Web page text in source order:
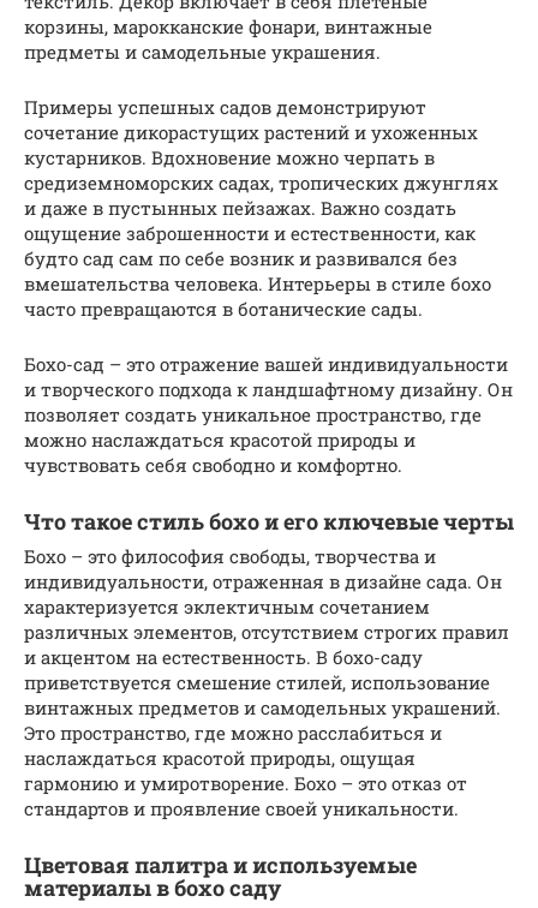
корзины, марокканские фонари, винтажные
предметы и самодельные украшения.
Примеры успешных садов демонстрируют
сочетание дикорастущих растений и ухоженных
кустарников. Вдохновение можно черпать в
средиземноморских садах, тропических джунглях
и даже в пустынных пейзажах. Важно создать
ощущение заброшенности и естественности, как
будто сад сам по себе возник и развивался без
вмешательства человека. Интерьеры в стиле бохо
часто превращаются в ботанические сады.
Бохо-сад – это отражение вашей индивидуальности
и творческого подхода к ландшафтному дизайну. Он
позволяет создать уникальное пространство, где
можно наслаждаться красотой природы и
чувствовать себя свободно и комфортно.
Что такое стиль бохо и его ключевые черты
Бохо – это философия свободы, творчества и
индивидуальности, отраженная в дизайне сада. Он
характеризуется эклектичным сочетанием
различных элементов, отсутствием строгих правил
и акцентом на естественность. В бохо-саду
приветствуется смешение стилей, использование
винтажных предметов и самодельных украшений.
Это пространство, где можно расслабиться и
наслаждаться красотой природы, ощущая
гармонию и умиротворение. Бохо – это отказ от
стандартов и проявление своей уникальности.
Цветовая палитра и используемые
материалы в бохо саду